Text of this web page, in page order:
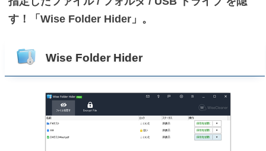
す！「Wise Folder Hider」。
Wise Folder Hider